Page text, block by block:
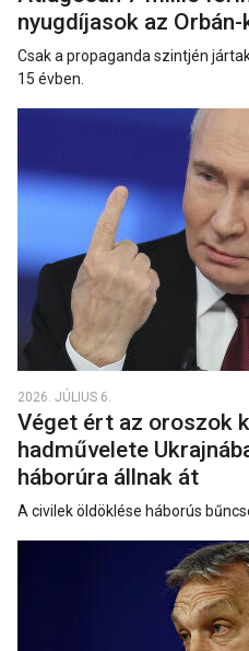
nyugdíjasok az
Csak a propaganda szintjén
15 évben.
2026. JÚLIUS 6.
Véget ért az oroszok
hadművelete
háborúra állnak át
A civilek öldöklése háborús